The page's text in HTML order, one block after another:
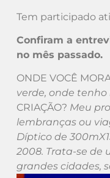
Tem participado
Confiram a
no mês passado.
ONDE VOCÊ
verde, onde
CRIAÇÃO? Meu
lembranças ou
Díptico de
2008. Trata-se de
grandes cidades,